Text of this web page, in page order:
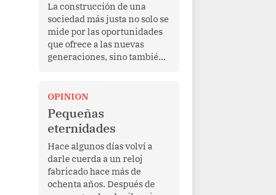
La construcción de una
sociedad más justa no solo se
mide por las oportunidades
que ofrece a las nuevas
generaciones, sino también
de una vida de esfuerzo y
trabajo, afrontan la vejez en
condiciones de
vulnerabilidad. El anuncio
formulado por la presidenta
de la república, Keiko
Fujimori, de incrementar de
350 a 700 soles bimestrales
OPINION
Pequeñas
eternidades
Hace algunos días volví a
darle cuerda a un reloj
fabricado hace más de
ochenta años. Después de